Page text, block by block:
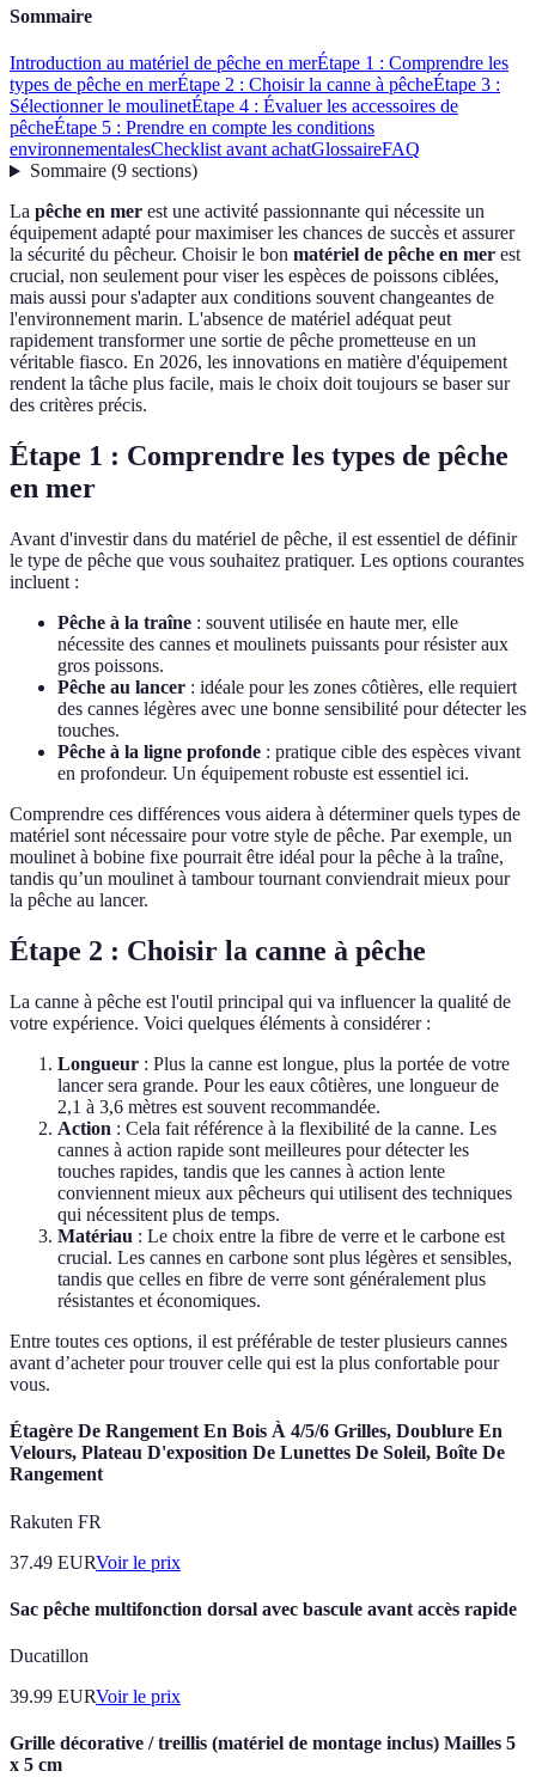
Sommaire
Introduction au matériel de pêche en merÉtape 1 : Comprendre les
types de pêche en merÉtape 2 : Choisir la canne à pêcheÉtape 3 :
Sélectionner le moulinetÉtape 4 : Évaluer les accessoires de
pêcheÉtape 5 : Prendre en compte les conditions
environnementalesChecklist avant achatGlossaireFAQ
Sommaire(9 sections)
La pêche en mer est une activité passionnante qui nécessite un
équipement adapté pour maximiser les chances de succès et assurer
la sécurité du pêcheur. Choisir le bon matériel de pêche en mer est
crucial, non seulement pour viser les espèces de poissons ciblées,
mais aussi pour s'adapter aux conditions souvent changeantes de
l'environnement marin. L'absence de matériel adéquat peut
rapidement transformer une sortie de pêche prometteuse en un
véritable fiasco. En 2026, les innovations en matière d'équipement
rendent la tâche plus facile, mais le choix doit toujours se baser sur
des critères précis.
Étape 1 : Comprendre les types de pêche
en mer
Avant d'investir dans du matériel de pêche, il est essentiel de définir
le type de pêche que vous souhaitez pratiquer. Les options courantes
incluent :
Pêche à la traîne : souvent utilisée en haute mer, elle
nécessite des cannes et moulinets puissants pour résister aux
gros poissons.
Pêche au lancer : idéale pour les zones côtières, elle requiert
des cannes légères avec une bonne sensibilité pour détecter les
touches.
Pêche à la ligne profonde : pratique cible des espèces vivant
en profondeur. Un équipement robuste est essentiel ici.
Comprendre ces différences vous aidera à déterminer quels types de
matériel sont nécessaire pour votre style de pêche. Par exemple, un
moulinet à bobine fixe pourrait être idéal pour la pêche à la traîne,
tandis qu’un moulinet à tambour tournant conviendrait mieux pour
la pêche au lancer.
Étape 2 : Choisir la canne à pêche
La canne à pêche est l'outil principal qui va influencer la qualité de
votre expérience. Voici quelques éléments à considérer :
Longueur : Plus la canne est longue, plus la portée de votre
lancer sera grande. Pour les eaux côtières, une longueur de
2,1 à 3,6 mètres est souvent recommandée.
Action : Cela fait référence à la flexibilité de la canne. Les
cannes à action rapide sont meilleures pour détecter les
touches rapides, tandis que les cannes à action lente
conviennent mieux aux pêcheurs qui utilisent des techniques
qui nécessitent plus de temps.
Matériau : Le choix entre la fibre de verre et le carbone est
crucial. Les cannes en carbone sont plus légères et sensibles,
tandis que celles en fibre de verre sont généralement plus
résistantes et économiques.
Entre toutes ces options, il est préférable de tester plusieurs cannes
avant d’acheter pour trouver celle qui est la plus confortable pour
vous.
Étagère De Rangement En Bois À 4/5/6 Grilles, Doublure En
Velours, Plateau D'exposition De Lunettes De Soleil, Boîte De
Rangement
Rakuten FR
37.49 EURVoir le prix
Sac pêche multifonction dorsal avec bascule avant accès rapide
Ducatillon
39.99 EURVoir le prix
Grille décorative / treillis (matériel de montage inclus) Mailles 5
x 5 cm